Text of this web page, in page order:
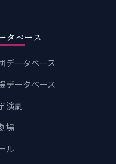
タベース
データベース
データベース
演劇
場
ル